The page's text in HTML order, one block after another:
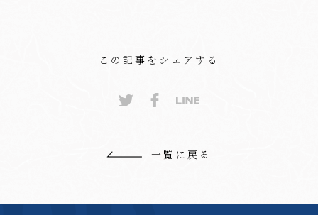
この記事をシェアする
一覧に戻る